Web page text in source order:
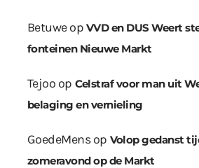
Betuweop VVD en DUS Weert
fonteinen Nieuwe Markt
Tejoo op Celstraf voor man uit
belaging en vernieling
GoedeMensop Volop gedanst
zomeravond op de Markt